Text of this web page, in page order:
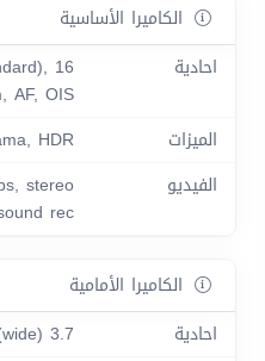
الكاميرا الأساسية
احادية
AF, OIS
الميزات
HDR
الفيديو
stereo
rec.
الكاميرا الأمامية
احادية
3.7 MP, f/1.9, 22mm (wide)